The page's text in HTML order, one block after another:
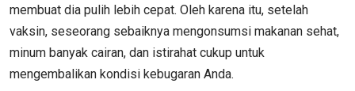
membuat dia pulih lebih cepat. Oleh karena itu, setelah
vaksin, seseorang sebaiknya mengonsumsi makanan sehat,
minum banyak cairan, dan istirahat cukup untuk
mengembalikan kondisi kebugaran Anda.